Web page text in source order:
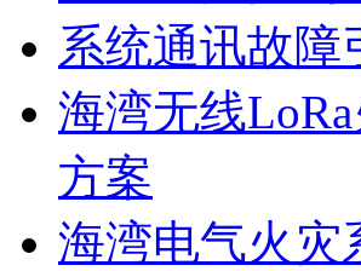
系统通讯故
海湾无线
方案
海湾电气火灾